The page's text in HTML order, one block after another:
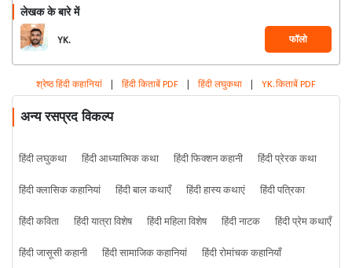
लेखक के बारे में
YK. फॉलो
श्रेष्ठ हिंदी कहानियां | हिंदी किताबें PDF | हिंदी लघुकथा | YK. किताबें PDF
अन्य रसप्रद विकल्प
हिंदी लघुकथा हिंदी आध्यात्मिक कथा हिंदी फिक्शन कहानी
हिंदी प्रेरक कथा
हिंदी क्लासिक कहानियां
हिंदी बाल कथाएँ हिंदी हास्य कथाएं
हिंदी पत्रिका
हिंदी कविता
हिंदी यात्रा विशेष हिंदी महिला विशेष हिंदी नाटक
हिंदी प्रेम कथाएँ
हिंदी जासूसी कहानी
हिंदी सामाजिक कहानियां हिंदी रोमांचक कहानियाँ